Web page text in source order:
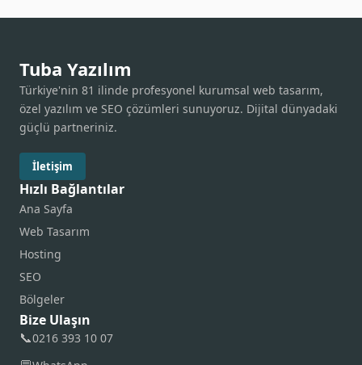
Tuba Yazılım
Türkiye'nin 81 ilinde profesyonel kurumsal web tasarım,
özel yazılım ve SEO çözümleri sunuyoruz. Dijital dünyadaki
güçlü partneriniz.
İletişim
Hızlı Bağlantılar
Ana Sayfa
Web Tasarım
Hosting
SEO
Bölgeler
Bize Ulaşın
📞0216 393 10 07